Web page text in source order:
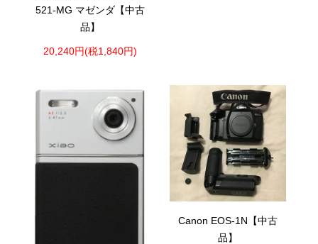
521-MG マゼンダ【中古
品】
20,240円(税1,840円)
Canon EOS-1N【中古
品】